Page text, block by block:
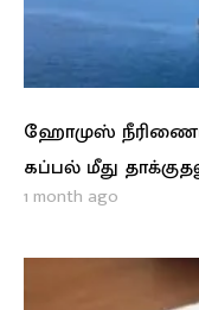
ஹோமுஸ்
கப்பல் மீது
1 month ago